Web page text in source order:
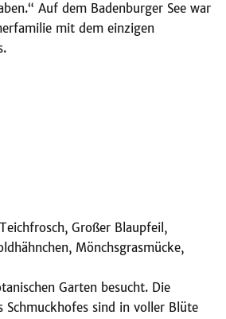
Auf dem Badenburger See war
mit dem einzigen
Großer Blaupfeil,
Mönchsgrasmücke,
Garten besucht. Die
Schmuckhofes sind in voller Blüte